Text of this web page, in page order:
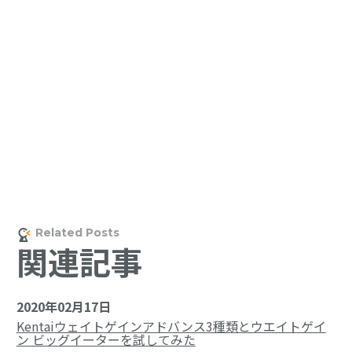
関連記事
2020年02月17日
Kentaiウェイトゲインアドバンス3種類とウエイトゲイ
ン ビッグイーターを試してみた